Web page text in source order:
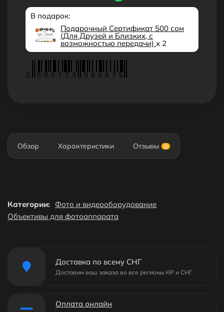
В подарок:
Подарочный Сертификат 500 сом
(Для Друзей и Близких, с
возможностью передачи) x 2
2 0 0 0 7 7 3 0 8 5 8 7 5
Обзор Характеристики Отзывы 0
Категории: Фото и видеооборудование
Объективы для фотоаппарата
Доставка по всему СНГ
Доставим ваш заказа во все регионы КР и СНГ
Оплата онлайн